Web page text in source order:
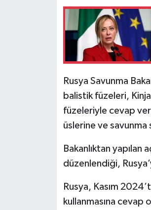
Rusya Savunma
balistik füzeleri,
füzeleriyle cevap
üslerine ve
Bakanlıktan yapılan
düzenlendiği,
Rusya, Kasım
kullanmasına cevap